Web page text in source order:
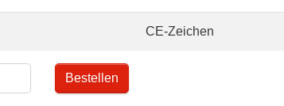
CE-Zeichen
Bestellen